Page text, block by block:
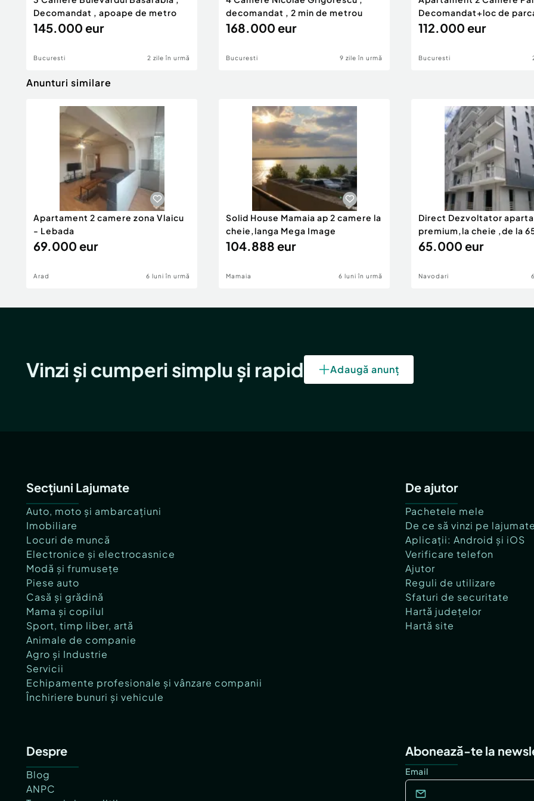
Decomandat , apoape de metro
145.000 eur
Bucuresti 2 zile în urmă
decomandat , 2 min de metrou
168.000 eur
Bucuresti 9 zile în urmă
Decomandat+loc de
112.000 eur
Bucuresti
Anunturi similare
Apartament 2 camere zona Vlaicu
- Lebada
69.000 eur
Arad 6 luni în urmă
Solid House Mamaia ap 2 camere la
cheie,langa Mega Image
104.888 eur
Mamaia 6 luni în urmă
Direct Dezvoltator
premium,la cheie ,de la
eur
65.000 eur
Navodari
Vinzi și cumperi simplu și rapid Adaugă anunț
Secțiuni Lajumate
Auto, moto și ambarcațiuni
Imobiliare
Locuri de muncă
Electronice și electrocasnice
Modă și frumusețe
Piese auto
Casă și grădină
Mama și copilul
Sport, timp liber, artă
Animale de companie
Agro și Industrie
Servicii
Echipamente profesionale și vânzare companii
Închiriere bunuri și vehicule
De ajutor
Pachetele mele
De ce să vinzi pe
Aplicații: Android și iOS
Verificare telefon
Ajutor
Reguli de utilizare
Sfaturi de securitate
Hartă județelor
Hartă site
Despre
Blog
ANPC
Abonează-te la
Email